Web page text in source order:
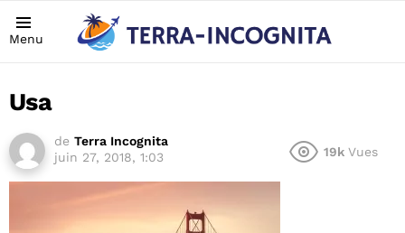
Menu
Usa
de Terra Incognita
juin 27, 2018, 1:03
19k Vues